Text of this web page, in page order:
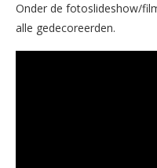
Onder de fotoslideshow/
alle gedecoreerden.